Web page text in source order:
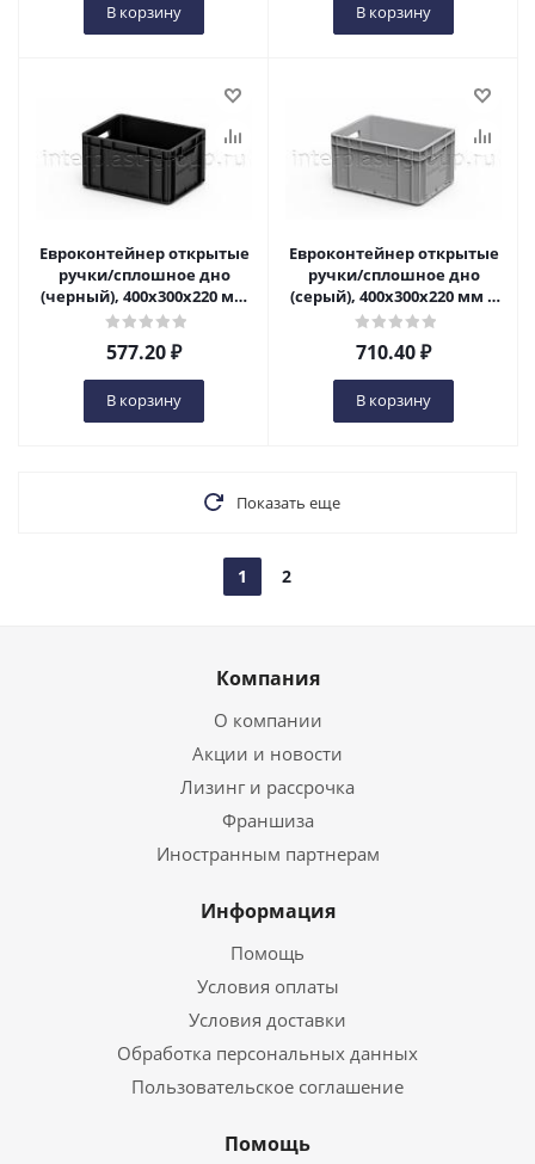
В корзину В корзину
Евроконтейнер открытые
ручки/сплошное дно
(черный), 400x300x220 мм
в Ульяновске
577.20₽
В корзину
Евроконтейнер открытые
ручки/сплошное дно
(серый), 400x300x220 мм в
Ульяновске
710.40₽
В корзину
Показать еще
1 2
Компания
О компании
Акции и новости
Лизинг и рассрочка
Франшиза
Иностранным партнерам
Информация
Помощь
Условия оплаты
Условия доставки
Обработка персональных данных
Пользовательское соглашение
Помощь